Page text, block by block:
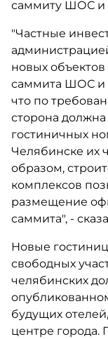
саммиту ШОС
"Частные
новых
саммита ШОС и
что по
сторона
гостиничных
Челябинске их
образом,
комплексов
размещение
саммита", -
Новые
свободных
челябинских
будущих
центре города.